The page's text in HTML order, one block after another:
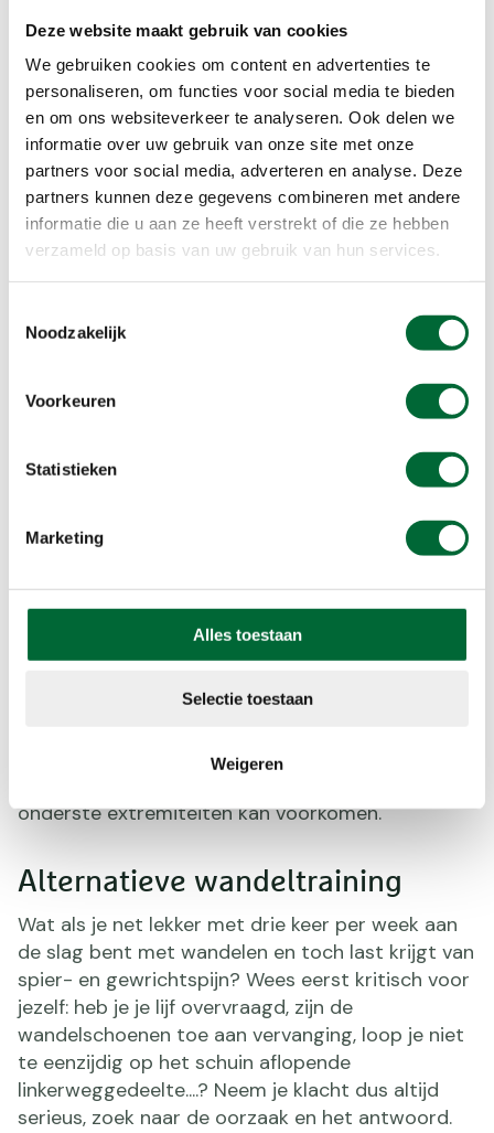
Deze website maakt gebruik van cookies
We gebruiken cookies om content en advertenties te
personaliseren, om functies voor social media te bieden
en om ons websiteverkeer te analyseren. Ook delen we
informatie over uw gebruik van onze site met onze
partners voor social media, adverteren en analyse. Deze
partners kunnen deze gegevens combineren met andere
informatie die u aan ze heeft verstrekt of die ze hebben
verzameld op basis van uw gebruik van hun services.
Noodzakelijk
Voorkeuren
Statistieken
Marketing
Alles toestaan
Selectie toestaan
Weigeren
makkelijk halen. Heb je minder kennis en ben je
niet zo begaafd, dan zul je stinkend je best
moeten doen voor eenzelfde resultaat.
Uit onderzoeken is gebleken dat wandelaars met
een goede conditie veel belastbaarder zijn, zowel
fysiek als mentaal. Het betekent dat je met drie
keer wandeltraining je energiecapaciteit enorm
vergroot. Je wordt minder snel moe en als je moe
wordt ervaar je dat niet zo erg en herstel je
sneller, zodat je de inspanning makkelijker kunt
herhalen.
Kracht en coördinatie
conditie vooral aan de slag moet met
coördinatie een niet onbelangrijke rol spelen
overbodige luxe zal zijn. Voldoende kracht en
de eenzijdige loopbeweging. Naast been- en
buikspieren voldoende getraind moeten zijn om
houden. Bekend is dat spierversterkende
onderste extremiteiten kan voorkomen.
Alternatieve wandeltraining
Wat als je net lekker met drie keer per week aan
de slag bent met wandelen en toch last krijgt van
spier- en gewrichtspijn? Wees eerst kritisch voor
jezelf: heb je je lijf overvraagd, zijn de
wandelschoenen toe aan vervanging, loop je niet
te eenzijdig op het schuin aflopende
linkerweggedeelte....? Neem je klacht dus altijd
serieus, zoek naar de oorzaak en het antwoord.